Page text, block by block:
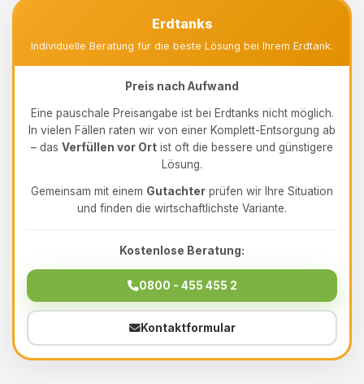
Erdtanks
Individuelle Beratung für die beste Lösung bei Ihrem Erdtank.
Preis nach Aufwand
Eine pauschale Preisangabe ist bei Erdtanks nicht möglich.
In vielen Fällen raten wir von einer Komplett-Entsorgung ab
– das Verfüllen vor Ort ist oft die bessere und günstigere
Lösung.
Gemeinsam mit einem Gutachter prüfen wir Ihre Situation
und finden die wirtschaftlichste Variante.
Kostenlose Beratung:
0800 - 455 455 2
Kontaktformular